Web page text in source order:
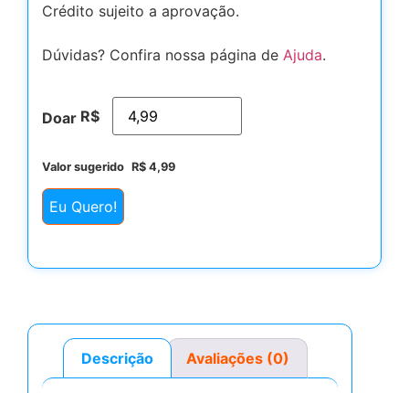
Crédito sujeito a aprovação.
Dúvidas? Confira nossa página de Ajuda.
Doar R$
Valor sugerido R$ 4,99
Eu Quero!
Descrição Avaliações (0)